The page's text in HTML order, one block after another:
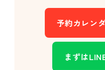
予約カレン
まずは